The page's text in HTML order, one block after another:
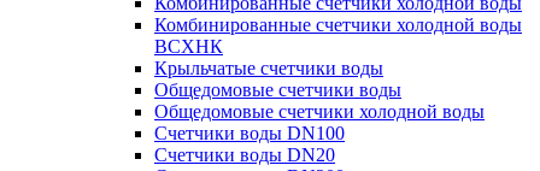
Комбинированные счетчики холодной воды
ВСХНК
Крыльчатые счетчики воды
Общедомовые счетчики воды
Общедомовые счетчики холодной воды
Счетчики воды DN100
Счетчики воды DN20